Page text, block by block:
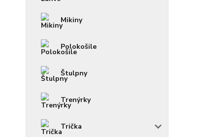
Mikiny
Polokošile
Štulpny
Trenýrky
Trička